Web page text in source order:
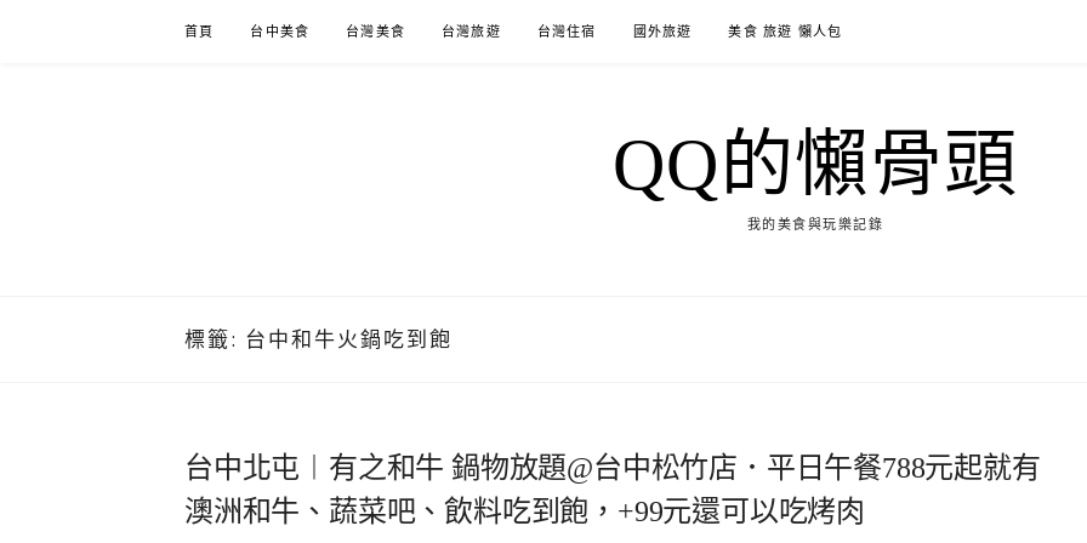
首頁 台中美食 台灣美食 台灣旅遊 台灣住宿 國外旅遊 美食 旅遊 懶人包
QQ的懶骨頭
我的美食與玩樂記錄
標籤: 台中和牛火鍋吃到飽
台中北屯︱有之和牛 鍋物放題@台中松竹店．平日午餐788元起就有
澳洲和牛、蔬菜吧、飲料吃到飽，+99元還可以吃烤肉